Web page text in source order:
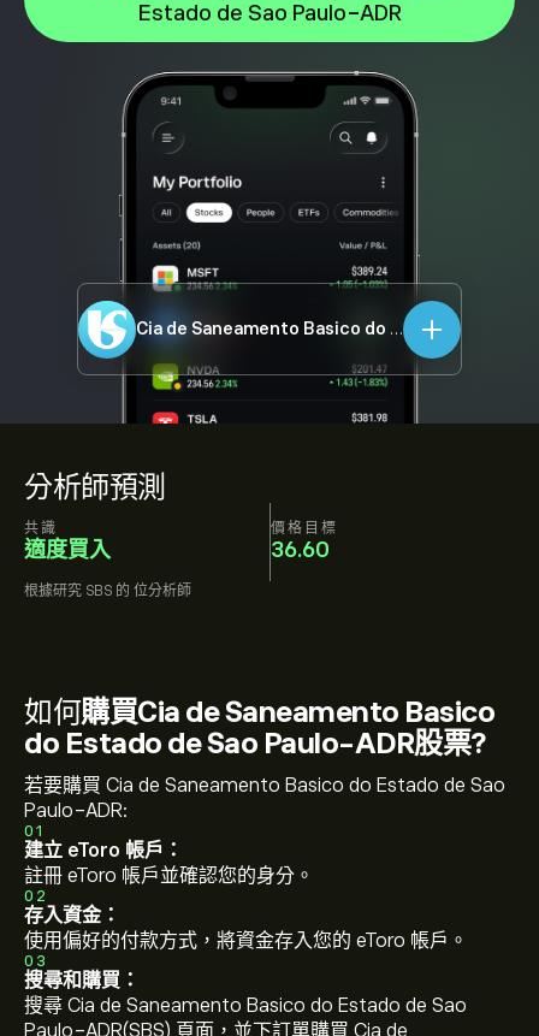
分析師預測
共識
適度買入
價格目標
36.60
根據研究 SBS 的 位分析師
Estado de Sao Paulo-ADR
Cia de Saneamento Basico do Estado de Sao Paulo-ADR
如何購買Cia de Saneamento Basico
do Estado de Sao Paulo-ADR股票?
若要購買 Cia de Saneamento Basico do Estado de Sao
Paulo-ADR:
01
建立 eToro 帳戶：
註冊 eToro 帳戶並確認您的身分。
02
存入資金：
使用偏好的付款方式，將資金存入您的 eToro 帳戶。
03
搜尋和購買：
搜尋 Cia de Saneamento Basico do Estado de Sao
Paulo-ADR(SBS) 頁面，並下訂單購買 Cia de